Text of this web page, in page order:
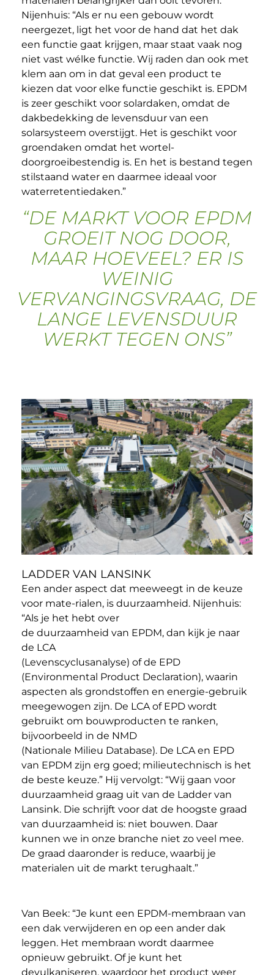
Nijenhuis: “Als er nu een gebouw wordt
neergezet, ligt het voor de hand dat het dak
een functie gaat krijgen, maar staat vaak nog
niet vast wélke functie. Wij raden dan ook met
klem aan om in dat geval een product te
kiezen dat voor elke functie geschikt is. EPDM
is zeer geschikt voor solardaken, omdat de
dakbedekking de levensduur van een
solarsysteem overstijgt. Het is geschikt voor
groendaken omdat het wortel-
doorgroeibestendig is. En het is bestand tegen
stilstaand water en daarmee ideaal voor
waterretentiedaken.”
“DE MARKT VOOR EPDM
GROEIT NOG DOOR,
MAAR HOEVEEL? ER IS
WEINIG
VERVANGINGSVRAAG, DE
LANGE LEVENSDUUR
WERKT TEGEN ONS”
LADDER VAN LANSINK
Een ander aspect dat meeweegt in de keuze
voor mate-rialen, is duurzaamheid. Nijenhuis:
“Als je het hebt over
de duurzaamheid van EPDM, dan kijk je naar
de LCA
(Levenscyclusanalyse) of de EPD
(Environmental Product Declaration), waarin
aspecten als grondstoffen en energie-gebruik
meegewogen zijn. De LCA of EPD wordt
gebruikt om bouwproducten te ranken,
bijvoorbeeld in de NMD
(Nationale Milieu Database). De LCA en EPD
van EPDM zijn erg goed; milieutechnisch is het
de beste keuze.” Hij vervolgt: “Wij gaan voor
duurzaamheid graag uit van de Ladder van
Lansink. Die schrijft voor dat de hoogste graad
van duurzaamheid is: niet bouwen. Daar
kunnen we in onze branche niet zo veel mee.
De graad daaronder is reduce, waarbij je
materialen uit de markt terughaalt.”
Van Beek: “Je kunt een EPDM-membraan van
een dak verwijderen en op een ander dak
leggen. Het membraan wordt daarmee
opnieuw gebruikt. Of je kunt het
devulkaniseren, waardoor het product weer